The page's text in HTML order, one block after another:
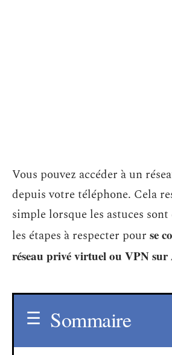
Vous pouvez accéder à un
depuis votre téléphone. Cela
simple lorsque les astuces
les étapes à respecter pour se
réseau privé virtuel ou VPN
Sommaire